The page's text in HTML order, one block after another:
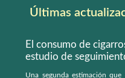
Últimas
El consumo de
estudio de
Una segunda estimación